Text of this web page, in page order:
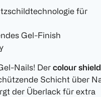
für
Gel-Finish
Nails! Der colour shield
Schicht über
der Überlack für extra